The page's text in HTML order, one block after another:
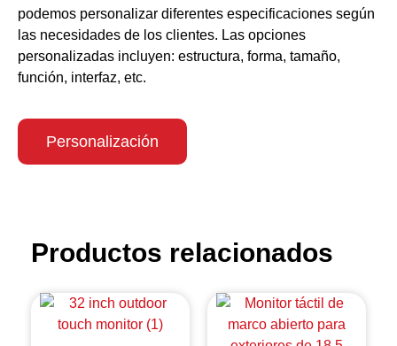
podemos personalizar diferentes especificaciones según
las necesidades de los clientes. Las opciones
personalizadas incluyen: estructura, forma, tamaño,
función, interfaz, etc.
Personalización
Productos relacionados